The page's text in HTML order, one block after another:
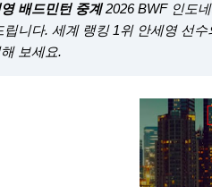
영 배드민턴 중계2026 BWF 인도
립니다. 세계 랭킹 1위 안세영 선
보세요.